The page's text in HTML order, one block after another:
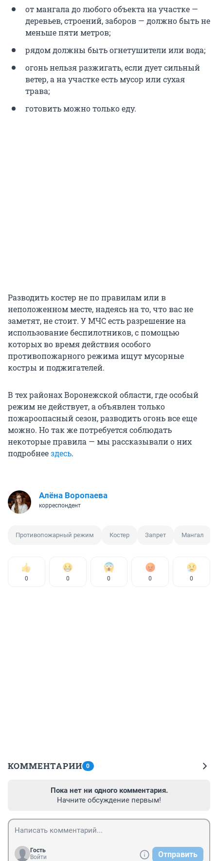
от мангала до любого объекта на участке —
деревьев, строений, заборов — должно быть не
меньше пяти метров;
рядом должны быть огнетушители или вода;
огонь нельзя разжигать, если дует сильный
ветер, а на участке есть мусор или сухая
трава;
готовить можно только еду.
Разводить костер не по правилам или в
неположенном месте, надеясь на то, что вас не
заметят, не стоит. У МЧС есть разрешение на
использование беспилотников, с помощью
которых во время действия особого
противопожарного режима ищут мусорные
костры и поджигателей.
В тех районах Воронежской области, где особый
режим не действует, а объявлен только
пожароопасный сезон, разводить огонь все еще
можно. Но так же потребуется соблюдать
некоторые правила — мы рассказывали о них
подробнеездесь.
Алёна Воропаева
корреспондент
Противопожарный режим Костер Запрет Мангал
0 0 0 0 0
КОММЕНТАРИИ 0
Пока нет ни одного комментария.
Начните обсуждение первым!
Гость
Войти
Отправить